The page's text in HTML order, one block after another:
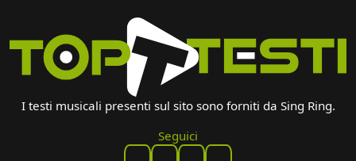
I testi musicali presenti sul sito sono forniti da Sing Ring.
Seguici